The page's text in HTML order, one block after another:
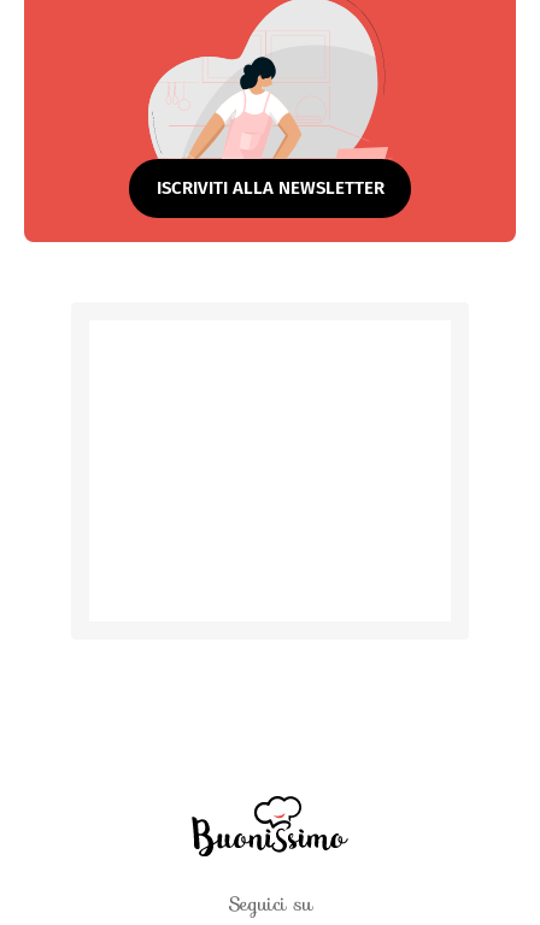
ISCRIVITI ALLA NEWSLETTER
Seguici su